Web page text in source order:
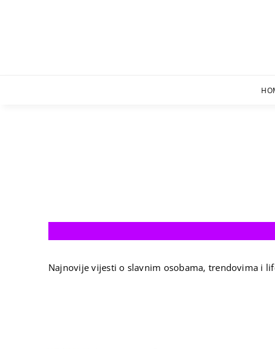
Najnovije vijesti o slavnim osobama, trendovima i